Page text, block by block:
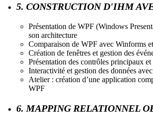
5. CONSTRUCTION D'IHM
Présentation de WPF (Windows
son architecture
Comparaison de WPF avec Winforms
Création de fenêtres et gestion des
Présentation des contrôles principaux
Interactivité et gestion des données
Atelier : création d’une application
WPF
6. MAPPING RELATIONNEL